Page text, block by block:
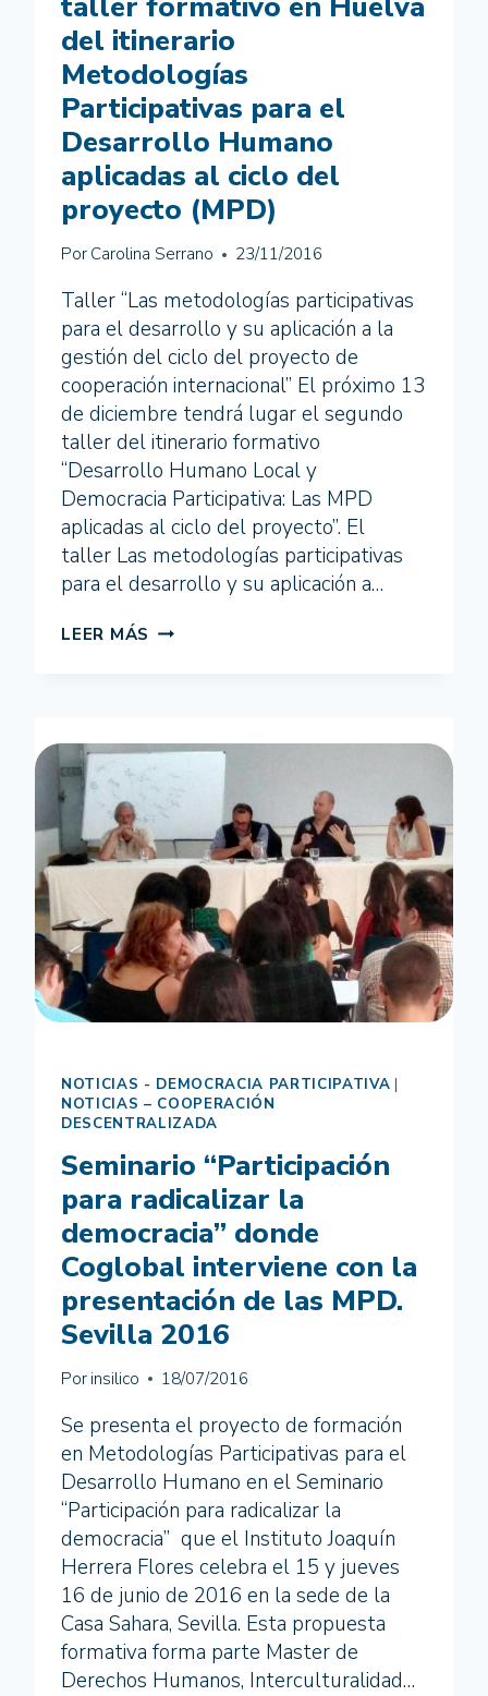
del itinerario
Metodologías
Participativas para el
Desarrollo Humano
aplicadas al ciclo del
proyecto (MPD)
Por Carolina Serrano 23/11/2016
Taller “Las metodologías participativas
para el desarrollo y su aplicación a la
gestión del ciclo del proyecto de
cooperación internacional” El próximo 13
de diciembre tendrá lugar el segundo
taller del itinerario formativo
“Desarrollo Humano Local y
Democracia Participativa: Las MPD
aplicadas al ciclo del proyecto”. El
taller Las metodologías participativas
para el desarrollo y su aplicación a…
LEER MÁS SE
FORMATIVO
EN
HUELVA
DEL
ITINERARIO
METODOLOGÍAS
PARTICIPATIVAS
PARA
EL
DESARROLLO
HUMANO
APLICADAS
AL
PROYECTO
(MPD)
NOTICIAS - DEMOCRACIA PARTICIPATIVA
NOTICIAS – COOPERACIÓN
DESCENTRALIZADA
Seminario “Participación
para radicalizar la
democracia” donde
Coglobal interviene con la
presentación de las MPD.
Sevilla 2016
Por insilico 18/07/2016
Se presenta el proyecto de formación
en Metodologías Participativas para el
Desarrollo Humano en el Seminario
“Participación para radicalizar la
democracia” que el Instituto Joaquín
Herrera Flores celebra el 15 y jueves
16 de junio de 2016 en la sede de la
Casa Sahara, Sevilla. Esta propuesta
formativa forma parte Master de
Derechos Humanos, Interculturalidad…